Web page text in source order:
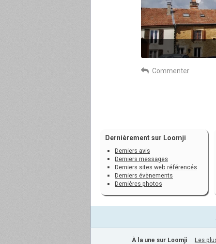
Commenter
Dernièrement sur Loomji
Derniers avis
Derniers messages
Derniers sites web référencés
Derniers évènements
Dernières photos
À la une sur Loomji Les